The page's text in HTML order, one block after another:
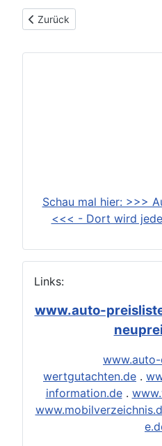
Vorheriger Beitrag: 2025-
Zurück
Schau mal hier: >>>
<<< - Dort wird
Links:
www.auto-
wertgutachten.de .
information.de.